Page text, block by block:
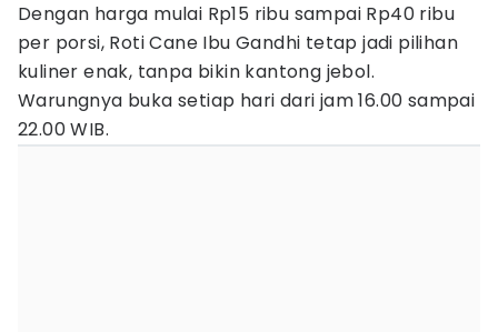
Dengan harga mulai Rp15 ribu sampai Rp40 ribu
per porsi, Roti Cane Ibu Gandhi tetap jadi pilihan
kuliner enak, tanpa bikin kantong jebol.
Warungnya buka setiap hari dari jam 16.00 sampai
22.00 WIB.